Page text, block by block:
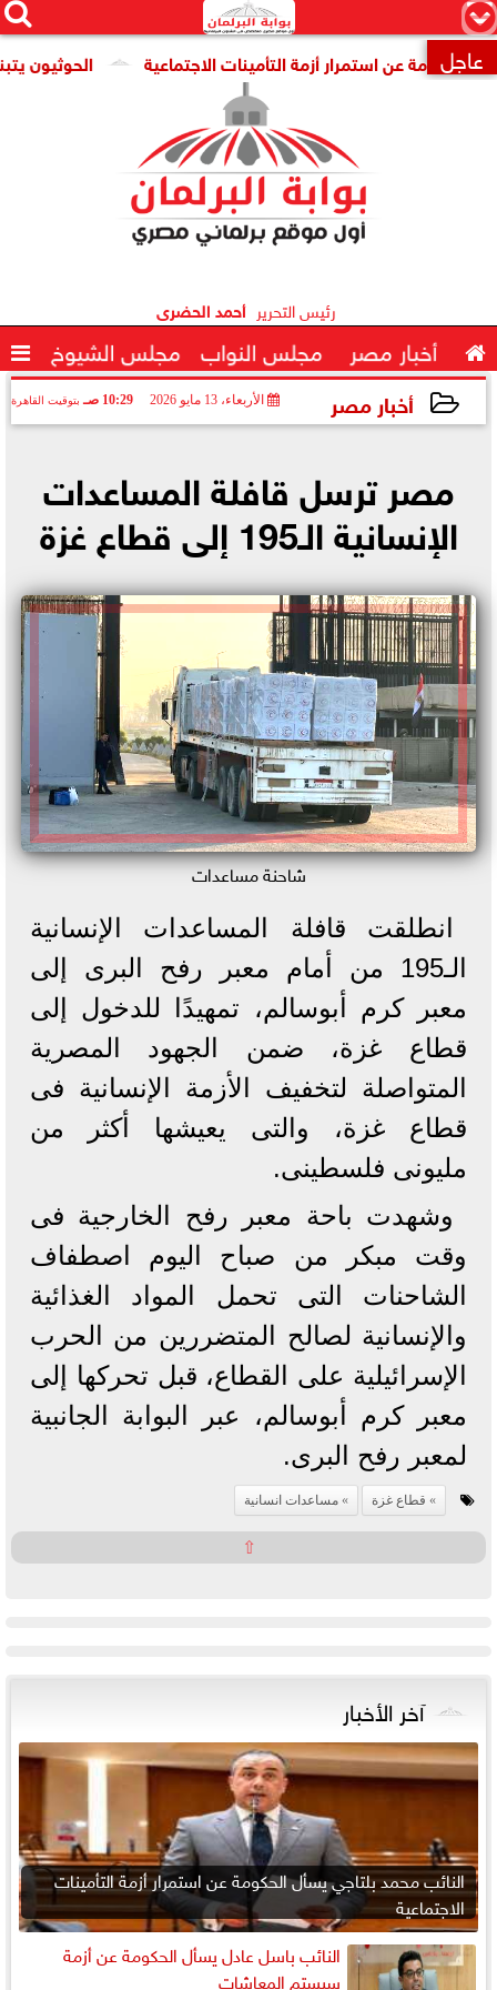
×


 عاجل الحوثيون عن استمرار أزمة التأمينات الاجتماعية
رئيس التحرير أحمد الحضرى
 أخبار مصر مجلس النواب مجلس الشيوخ 
أخبار مصر الأربعاء، 13 مايو 2026 10:29 صـ بتوقيت القاهرة
مصر ترسل قافلة المساعدات
الإنسانية الـ195 إلى قطاع غزة
شاحنة مساعدات
انطلقت قافلة المساعدات الإنسانية
الـ195 من أمام معبر رفح البرى إلى
معبر كرم أبوسالم، تمهيدًا للدخول إلى
قطاع غزة، ضمن الجهود المصرية
المتواصلة لتخفيف الأزمة الإنسانية فى
قطاع غزة، والتى يعيشها أكثر من
مليونى فلسطينى.
وشهدت باحة معبر رفح الخارجية فى
وقت مبكر من صباح اليوم اصطفاف
الشاحنات التى تحمل المواد الغذائية
والإنسانية لصالح المتضررين من الحرب
الإسرائيلية على القطاع، قبل تحركها إلى
معبر كرم أبوسالم، عبر البوابة الجانبية
لمعبر رفح البرى.
قطاع غزة مساعدات انسانية
⇧
آخر الأخبار
النائب محمد بلتاجي يسأل الحكومة عن استمرار أزمة التأمينات
الاجتماعية
النائب باسل عادل يسأل الحكومة عن أزمة
سيستم المعاشات